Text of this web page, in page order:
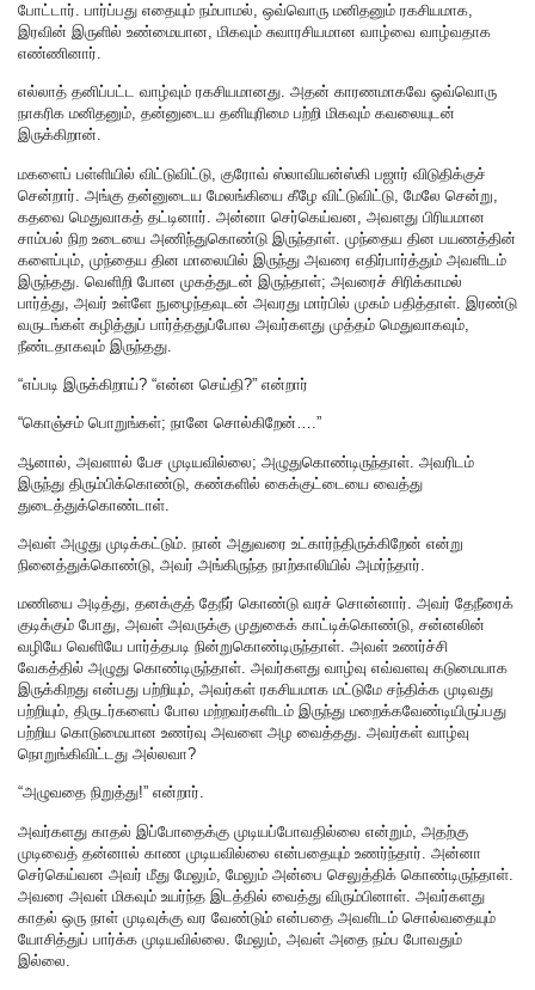
போட்டார். பார்ப்பது எதையும் நம்பாமல், ஒவ்வொரு மனிதனும் ரகசியமாக,
இரவின் இருளில் உண்மையான, மிகவும் சுவாரசியமான வாழ்வை வாழ்வதாக
எண்ணினார்.
எல்லாத் தனிப்பட்ட வாழ்வும் ரகசியமானது. அதன் காரணமாகவே ஒவ்வொரு
நாகரிக மனிதனும், தன்னுடைய தனியுரிமை பற்றி மிகவும் கவலையுடன்
இருக்கிறான்.
மகளைப் பள்ளியில் விட்டுவிட்டு, குரோவ் ஸ்லாவியன்ஸ்கி பஜார் விடுதிக்குச்
சென்றார். அங்கு தன்னுடைய மேலங்கியை கீழே விட்டுவிட்டு, மேலே சென்று,
கதவை மெதுவாகத் தட்டினார். அன்னா செர்கெய்வன, அவளது பிரியமான
சாம்பல் நிற உடையை அணிந்துகொண்டு இருந்தாள். முந்தைய தின பயணத்தின்
களைப்பும், முந்தைய தின மாலையில் இருந்து அவரை எதிர்பார்த்தும் அவளிடம்
இருந்தது. வெளிறி போன முகத்துடன் இருந்தாள்; அவரைச் சிரிக்காமல்
பார்த்து, அவர் உள்ளே நுழைந்தவுடன் அவரது மார்பில் முகம் பதித்தாள். இரண்டு
வருடங்கள் கழித்துப் பார்த்ததுப்போல அவர்களது முத்தம் மெதுவாகவும்,
நீண்டதாகவும் இருந்தது.
“எப்படி இருக்கிறாய்? “என்ன செய்தி?” என்றார்
“கொஞ்சம் பொறுங்கள்; நானே சொல்கிறேன்….”
ஆனால், அவளால் பேச முடியவில்லை; அழுதுகொண்டிருந்தாள். அவரிடம்
இருந்து திரும்பிக்கொண்டு, கண்களில் கைக்குட்டையை வைத்து
துடைத்துக்கொண்டாள்.
அவள் அழுது முடிக்கட்டும். நான் அதுவரை உட்கார்ந்திருக்கிறேன் என்று
நினைத்துக்கொண்டு, அவர் அங்கிருந்த நாற்காலியில் அமர்ந்தார்.
மணியை அடித்து, தனக்குத் தேநீர் கொண்டு வரச் சொன்னார். அவர் தேநீரைக்
குடிக்கும் போது, அவள் அவருக்கு முதுகைக் காட்டிக்கொண்டு, சன்னலின்
வழியே வெளியே பார்த்தபடி நின்றுகொண்டிருந்தாள். அவள் உணர்ச்சி
வேகத்தில் அழுது கொண்டிருந்தாள். அவர்களது வாழ்வு எவ்வளவு கடுமையாக
இருக்கிறது என்பது பற்றியும், அவர்கள் ரகசியமாக மட்டுமே சந்திக்க முடிவது
பற்றியும், திருடர்களைப் போல மற்றவர்களிடம் இருந்து மறைக்கவேண்டியிருப்பது
பற்றிய கொடுமையான உணர்வு அவளை அழ வைத்தது. அவர்கள் வாழ்வு
நொறுங்கிவிட்டது அல்லவா?
“அழுவதை நிறுத்து!” என்றார்.
அவர்களது காதல் இப்போதைக்கு முடியப்போவதில்லை என்றும், அதற்கு
முடிவைத் தன்னால் காண முடியவில்லை என்பதையும் உணர்ந்தார். அன்னா
செர்கெய்வன அவர் மீது மேலும், மேலும் அன்பை செலுத்திக் கொண்டிருந்தாள்.
அவரை அவள் மிகவும் உயர்ந்த இடத்தில் வைத்து விரும்பினாள். அவர்களது
காதல் ஒரு நாள் முடிவுக்கு வர வேண்டும் என்பதை அவளிடம் சொல்வதையும்
யோசித்துப் பார்க்க முடியவில்லை. மேலும், அவள் அதை நம்ப போவதும்
இல்லை.